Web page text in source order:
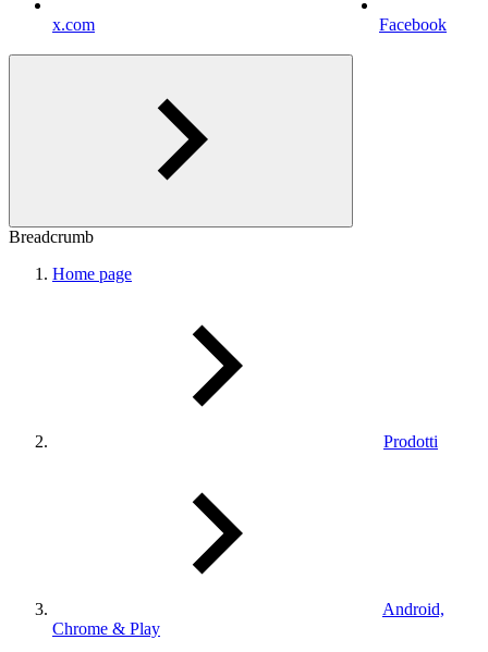
x.com Facebook
Breadcrumb
Home page
Prodotti
Android,
Chrome & Play